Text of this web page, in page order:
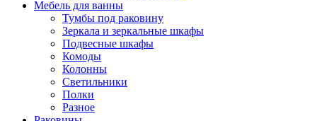
Мебель для ванны
Тумбы под раковину
Зеркала и зеркальные шкафы
Подвесные шкафы
Комоды
Колонны
Светильники
Полки
Разное